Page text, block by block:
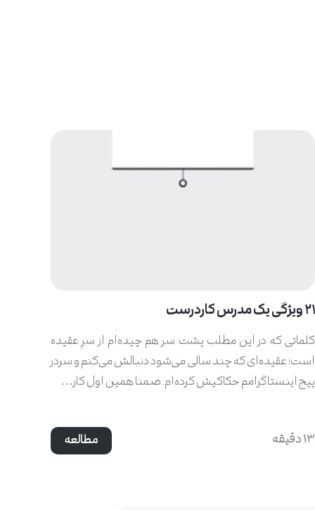
21 ویژگی یک مدرس کاردرست
کلماتی که در این مطلب پشت سر هم چید‌ه‌ام از سرِ عقیده
است؛ عقیده‌ای که چند سالی می‌شود دنبالش می‌کنم و سردر
پیج اینستاگرامم حکاکیش کرده‌ام. ضمنا همین اولِ کار…
13 دقیقه مطالعه